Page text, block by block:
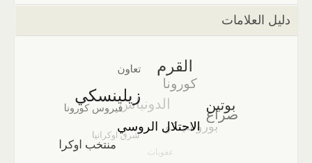
دليل العلامات